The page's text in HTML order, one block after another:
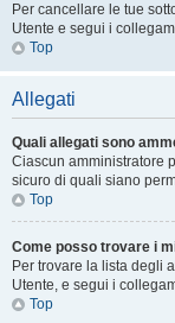
Per cancellare le tue
Utente e segui i
Top
Allegati
Quali allegati sono
Ciascun amministratore
sicuro di quali siano
Top
Come posso trovare i
Per trovare la lista degli
Utente, e segui i
Top